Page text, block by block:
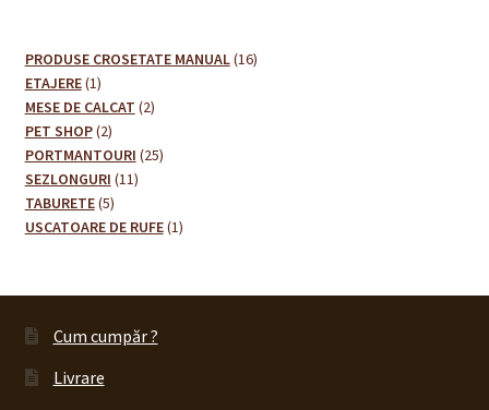
PRODUSE CROSETATE MANUAL 1616
ETAJERE 11
produs
MESE DE CALCAT 22
PET SHOP 22
produse
PORTMANTOURI 2525
SEZLONGURI 1111
TABURETE 55
produse
USCATOARE DE RUFE 11
Cum cumpăr ?
Livrare